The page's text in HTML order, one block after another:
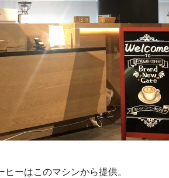
ヒーはこのマシンから提供。